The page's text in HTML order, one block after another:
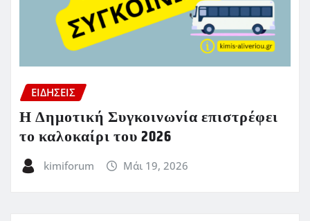
ΕΙΔΗΣΕΙΣ
Η Δημοτική Συγκοινωνία επιστρέφει
το καλοκαίρι του 2026
kimiforum Μάι 19, 2026